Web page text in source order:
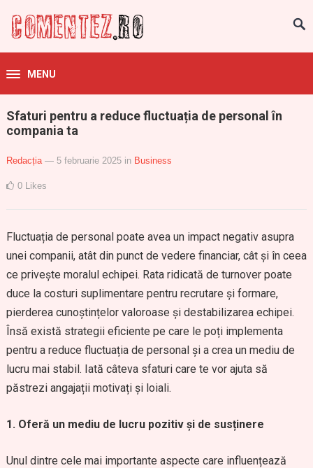
MENU
Sfaturi pentru a reduce fluctuația de personal în
compania ta
Redacția — 5 februarie 2025 in Business
0 Likes
Fluctuația de personal poate avea un impact negativ asupra
unei companii, atât din punct de vedere financiar, cât și în ceea
ce privește moralul echipei. Rata ridicată de turnover poate
duce la costuri suplimentare pentru recrutare și formare,
pierderea cunoștințelor valoroase și destabilizarea echipei.
Însă există strategii eficiente pe care le poți implementa
pentru a reduce fluctuația de personal și a crea un mediu de
lucru mai stabil. Iată câteva sfaturi care te vor ajuta să
păstrezi angajații motivați și loiali.
1. Oferă un mediu de lucru pozitiv și de susținere
Unul dintre cele mai importante aspecte care influențează